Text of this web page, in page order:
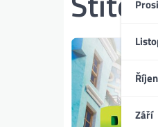
Říjen
Září